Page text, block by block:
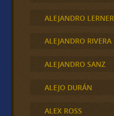
ALEJANDRO LERNER
ALEJANDRO RIVERA
ALEJANDRO SANZ
ALEJO DURÁN
ALEX ROSS